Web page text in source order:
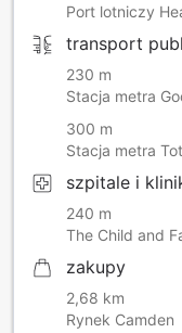
Port lotniczy
transport
230 m
Stacja metra
300 m
Stacja metra
szpitale i
240 m
The Child and
zakupy
2,68 km
Rynek Camden